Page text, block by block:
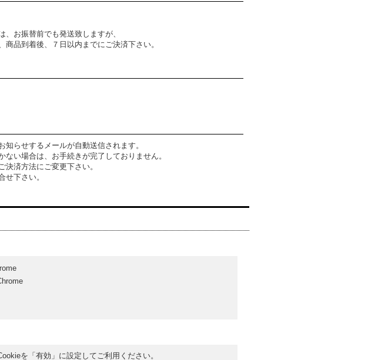
お振替前でも発送致しますが、
品到着後、７日以内までにご決済下さい。
らせするメールが自動送信されます。
い場合は、お手続きが完了しておりません。
済方法にご変更下さい。
せ下さい。
を「有効」に設定してご利用ください。